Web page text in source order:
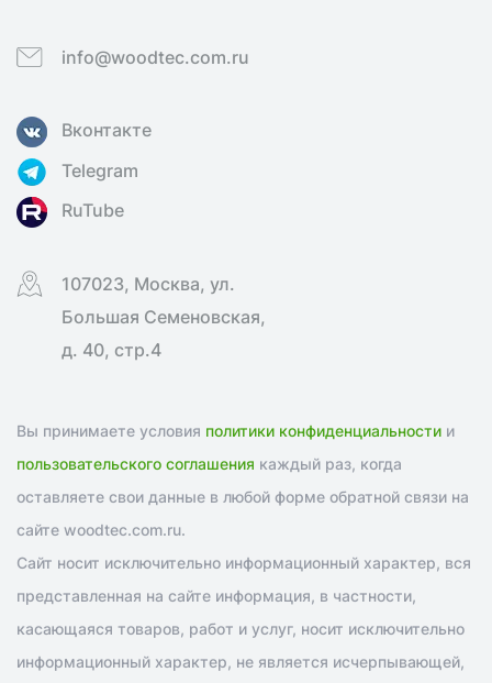
info@woodtec.com.ru
Вконтакте
Telegram
RuTube
107023, Москва, ул.
Большая Семеновская,
д. 40, стр.4
Вы принимаете условия политики конфиденциальности и
пользовательского соглашения каждый раз, когда
оставляете свои данные в любой форме обратной связи на
сайте woodtec.com.ru.
Сайт носит исключительно информационный характер, вся
представленная на сайте информация, в частности,
касающаяся товаров, работ и услуг, носит исключительно
информационный характер, не является исчерпывающей,